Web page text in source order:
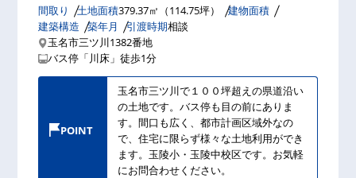
間取り 土地面積379.37㎡（114.75坪）
建物面積
建築構造
築年月 引渡時期相談
玉名市三ツ川1382番地
バス停「川床」徒歩1分
POINT
玉名市三ツ川で１００坪超えの県道沿い
の土地です。バス停も目の前にありま
す。間口も広く、都市計画区域外なの
で、住宅に限らず様々な土地利用ができ
ます。玉陵小・玉陵中校区です。お気軽
にお問合わせください。